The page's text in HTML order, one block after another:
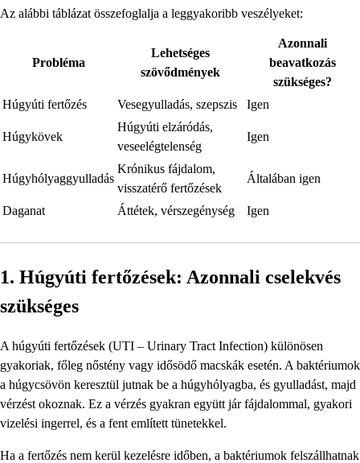
Az alábbi táblázat összefoglalja a leggyakoribb veszélyeket:
Probléma
Lehetséges
szövődmények
Azonnali
beavatkozás
szükséges?
Húgyúti fertőzés
Vesegyulladás, szepszis Igen
Húgykövek
Húgyúti elzáródás,
veseelégtelenség
Igen
Húgyhólyaggyulladás
Krónikus fájdalom,
visszatérő fertőzések
Általában igen
Daganat Áttétek, vérszegénység Igen
1. Húgyúti fertőzések: Azonnali cselekvés
szükséges
A húgyúti fertőzések (UTI – Urinary Tract Infection) különösen
gyakoriak, főleg nőstény vagy idősödő macskák esetén. A baktériumok
a húgycsövön keresztül jutnak be a húgyhólyagba, és gyulladást, majd
vérzést okoznak. Ez a vérzés gyakran együtt jár fájdalommal, gyakori
vizelési ingerrel, és a fent említett tünetekkel.
Ha a fertőzés nem kerül kezelésre időben, a baktériumok felszállhatnak